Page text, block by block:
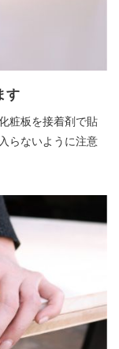
す
粧板を接着剤で貼
らないように注意